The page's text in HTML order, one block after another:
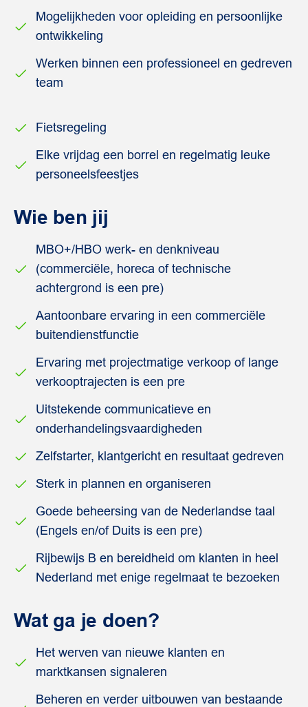
Mogelijkheden voor opleiding en persoonlijke
ontwikkeling
Werken binnen een professioneel en gedreven
team
Fietsregeling
Elke vrijdag een borrel en regelmatig leuke
personeelsfeestjes
Wie ben jij
MBO+/HBO werk- en denkniveau
(commerciële, horeca of technische
achtergrond is een pre)
Aantoonbare ervaring in een commerciële
buitendienstfunctie
Ervaring met projectmatige verkoop of lange
verkooptrajecten is een pre
Uitstekende communicatieve en
onderhandelingsvaardigheden
Zelfstarter, klantgericht en resultaat gedreven
Sterk in plannen en organiseren
Goede beheersing van de Nederlandse taal
(Engels en/of Duits is een pre)
Rijbewijs B en bereidheid om klanten in heel
Nederland met enige regelmaat te bezoeken
Wat ga je doen?
Het werven van nieuwe klanten en
marktkansen signaleren
Beheren en verder uitbouwen van bestaande